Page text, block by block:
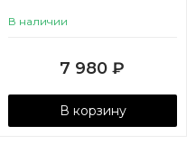
В наличии
7 980 ₽
В корзину